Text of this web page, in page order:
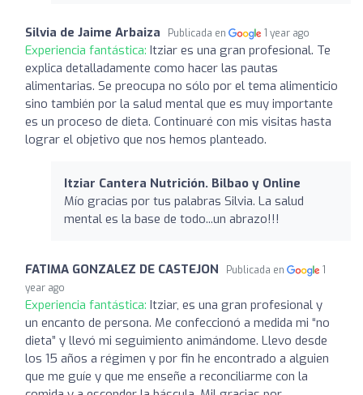
Silvia de Jaime Arbaiza Publicada en 1 year ago
Experiencia fantástica: Itziar es una gran profesional. Te
explica detalladamente como hacer las pautas
alimentarias. Se preocupa no sólo por el tema alimenticio
sino también por la salud mental que es muy importante
es un proceso de dieta. Continuaré con mis visitas hasta
lograr el objetivo que nos hemos planteado.
Itziar Cantera Nutrición. Bilbao y Online
Mío gracias por tus palabras Silvia. La salud
mental es la base de todo...un abrazo!!!
FATIMA GONZALEZ DE CASTEJON Publicada en
1
year ago
Experiencia fantástica: Itziar, es una gran profesional y
un encanto de persona. Me confeccionó a medida mi “no
dieta” y llevó mi seguimiento animándome. Llevo desde
los 15 años a régimen y por fin he encontrado a alguien
que me guíe y que me enseñe a reconciliarme con la